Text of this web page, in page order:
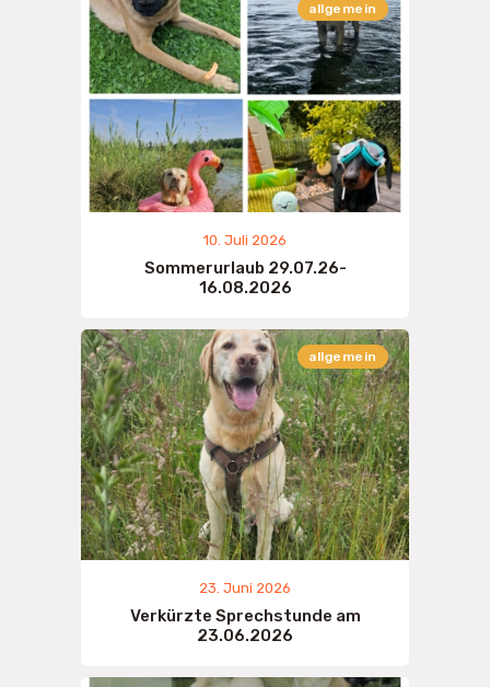
allgemein
10. Juli 2026
Sommerurlaub 29.07.26-
16.08.2026
allgemein
23. Juni 2026
Verkürzte Sprechstunde am
23.06.2026